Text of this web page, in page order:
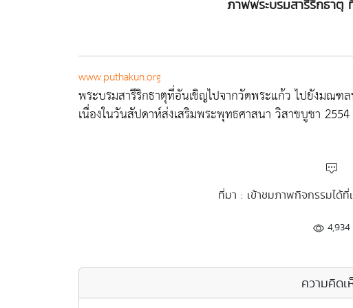
ภาพพระบรมสารีริกธาตุ
www.puthakun.org
พระบรมสารีริกธาตุที่อันเชิญไปจากวัดพระแก้ว ไปยังมณ
เนื่องในวันสัปดาห์ส่งเสริมพระพุทธศาสนา วิสาขบูชา 2554
ที่มา : เข้าชมภาพกิจกรรมได้
4,934
ความคิดเ